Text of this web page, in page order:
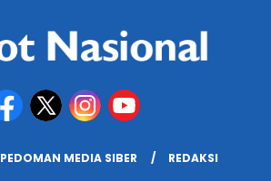
PEDOMAN MEDIA SIBER REDAKSI